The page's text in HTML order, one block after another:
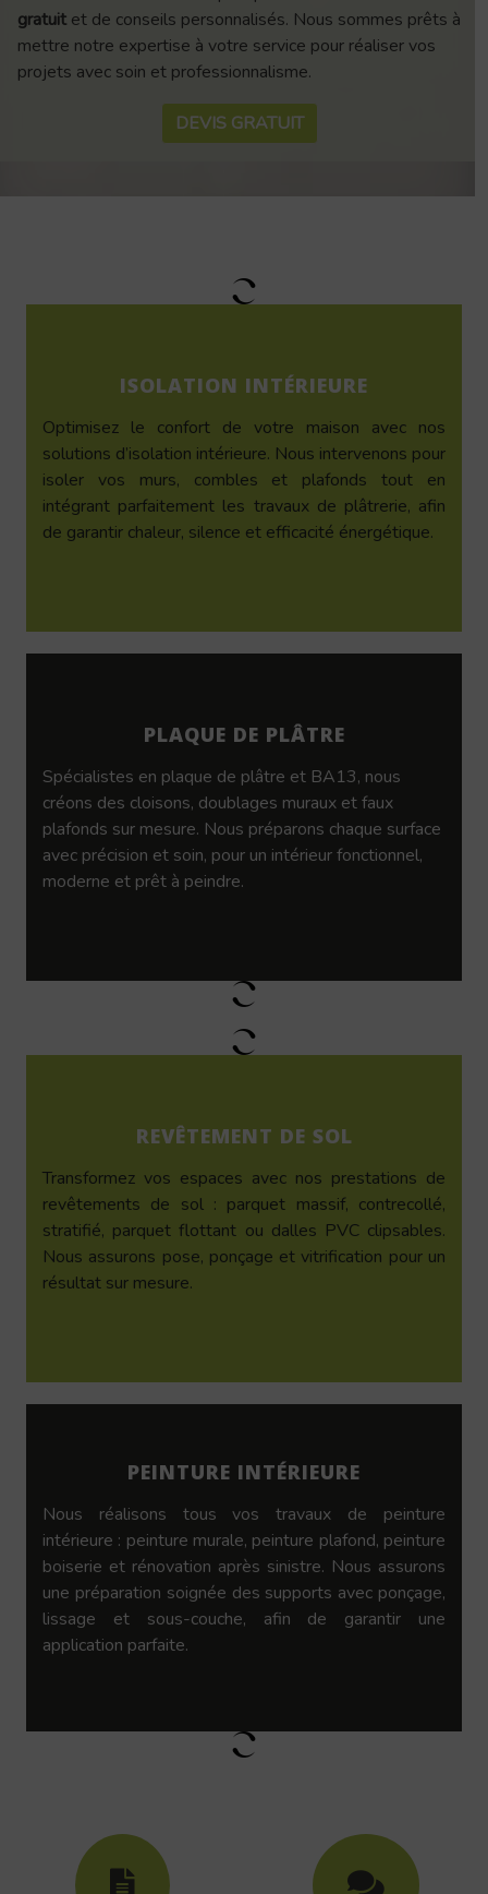
gratuit et de conseils personnalisés. Nous sommes prêts à
mettre notre expertise à votre service pour réaliser vos
projets avec soin et professionnalisme.
DEVIS GRATUIT
ISOLATION INTÉRIEURE
Optimisez le confort de votre maison avec nos
solutions d’isolation intérieure. Nous intervenons pour
isoler vos murs, combles et plafonds tout en
intégrant parfaitement les travaux de plâtrerie, afin
de garantir chaleur, silence et efficacité énergétique.
PLAQUE DE PLÂTRE
Spécialistes en plaque de plâtre et BA13, nous
créons des cloisons, doublages muraux et faux
plafonds sur mesure. Nous préparons chaque surface
avec précision et soin, pour un intérieur fonctionnel,
moderne et prêt à peindre.
REVÊTEMENT DE SOL
Transformez vos espaces avec nos prestations de
revêtements de sol : parquet massif, contrecollé,
stratifié, parquet flottant ou dalles PVC clipsables.
Nous assurons pose, ponçage et vitrification pour un
résultat sur mesure.
PEINTURE INTÉRIEURE
Nous réalisons tous vos travaux de peinture
intérieure : peinture murale, peinture plafond, peinture
boiserie et rénovation après sinistre. Nous assurons
une préparation soignée des supports avec ponçage,
lissage et sous-couche, afin de garantir une
application parfaite.